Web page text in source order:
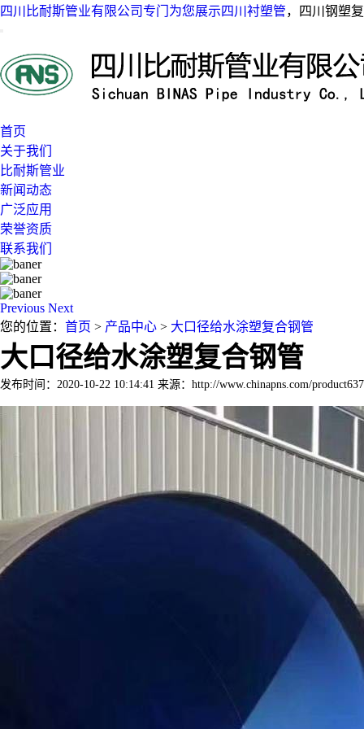
四川比耐斯管业有限公司专门为您展示四川衬塑管，四川钢塑
首页
关于我们
比耐斯管业
新闻动态
广泛应用
荣誉资质
联系我们
Previous Next
您的位置： 首页 > 产品中心 > 大口径给水涂塑复合钢管
大口径给水涂塑复合钢管
发布时间：2020-10-22 10:14:41 来源：http://www.chinapns.com/